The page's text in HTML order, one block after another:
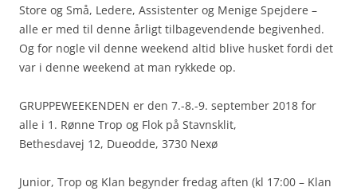
Store og Små, Ledere, Assistenter og Menige Spejdere –
alle er med til denne årligt tilbagevendende begivenhed.
Og for nogle vil denne weekend altid blive husket fordi det
var i denne weekend at man rykkede op.
GRUPPEWEEKENDEN er den 7.-8.-9. september 2018 for
alle i 1. Rønne Trop og Flok på Stavnsklit,
Bethesdavej 12, Dueodde, 3730 Nexø
Junior, Trop og Klan begynder fredag aften (kl 17:00 – Klan